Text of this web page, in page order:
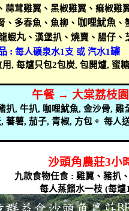
蒜茸雞翼、黑椒雞翼、痲椒雞
、多春魚、魚柳、 咖哩魷魚 、
蝦丸 、漢堡扒、燒賣、腸仔
:每人礦泉水1 支 或 汽水1罐
用,每爐只包2包炭,包開爐, 蜜
午餐 → 大棠荔枝園
扒,牛扒, 咖哩魷魚,金沙骨,雞
,蕃薯,茄子,青椒, 方包。 每人
沙頭角農莊3小
九款食物任食: 雞翼、豬扒
每人蒸餾水一枝 (每爐